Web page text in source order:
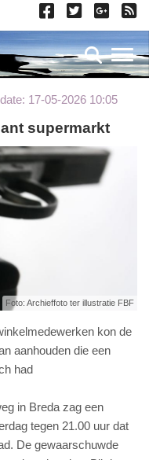
17-05-2026 10:05
supermarkt
Foto: Archieffoto ter illustratie FBF
kon de
aanhouden die een
had
in Breda zag een
tegen 21.00 uur dat
De gewaarschuwde